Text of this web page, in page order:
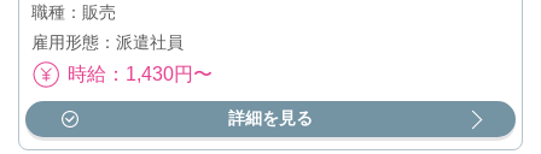
職種：販売
雇用形態：派遣社員
時給：1,430円〜
詳細を見る